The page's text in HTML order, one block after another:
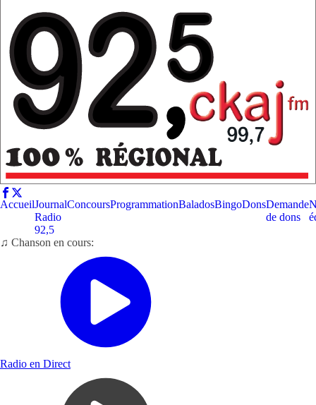
AccueilJournal
Radio
92,5
ConcoursProgrammationBaladosBingoDonsDemande
de dons
♫ Chanson en cours:
Radio en Direct